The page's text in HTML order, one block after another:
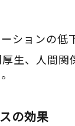
ションの低
生、人間
の効果